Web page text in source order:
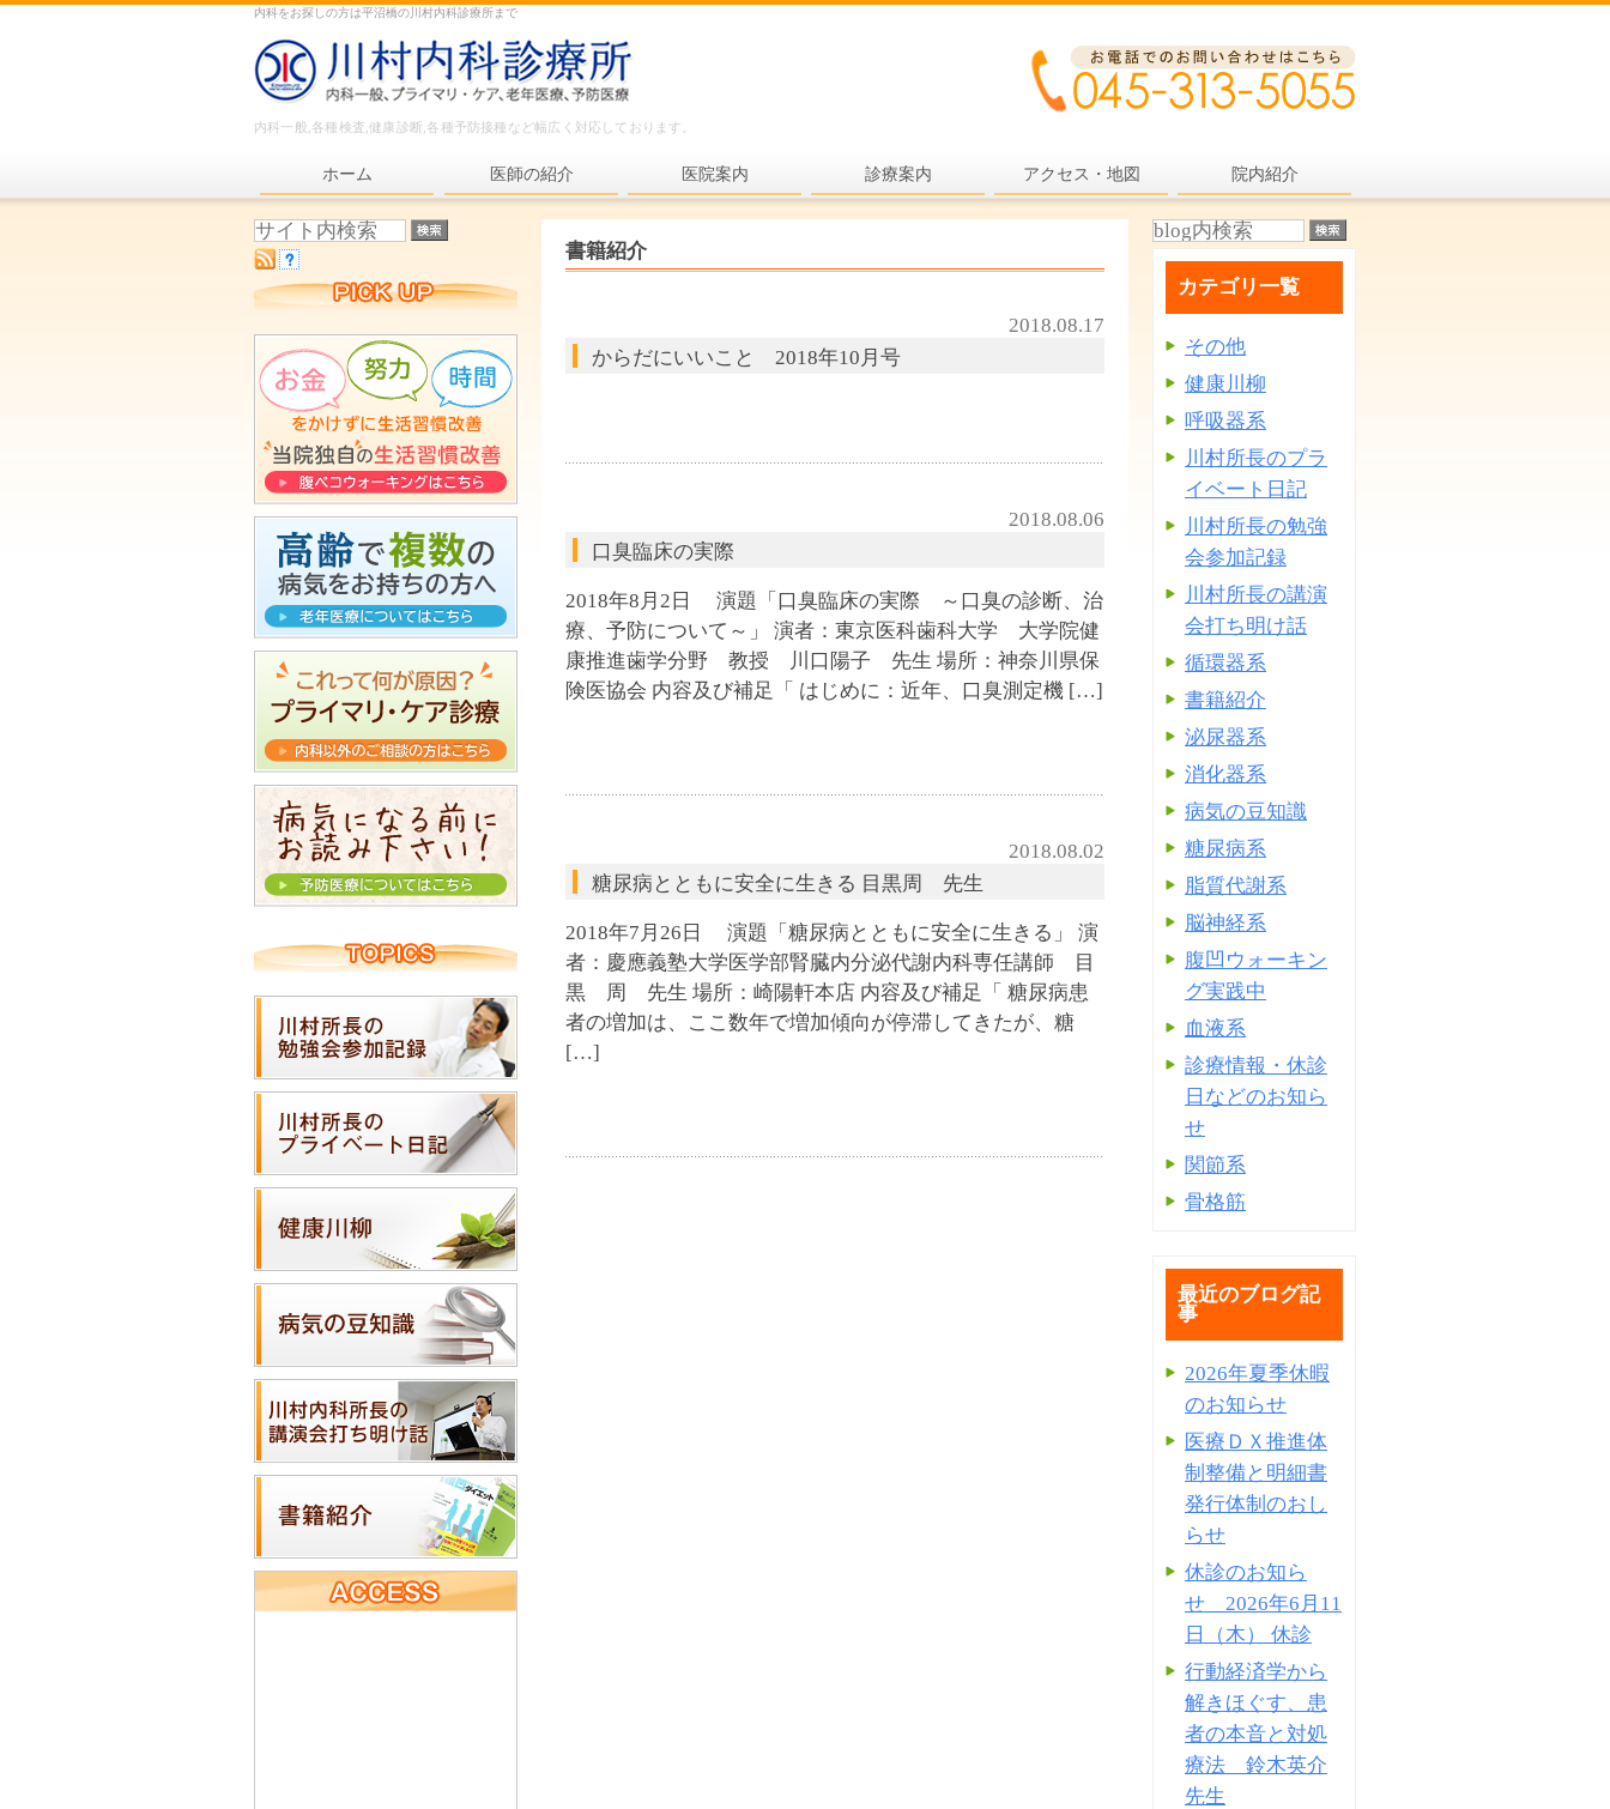
内科をお探しの方は平沼橋の川村内科診療所まで
内科一般,各種検査,健康診断,各種予防接種など幅広く対応しております。
ホーム 医師の紹介 医院案内 診療案内
内科一般
各種検査
健康診断
アクセス・地図 院内紹介
書籍紹介
2018.08.17
からだにいいこと 2018年10月号
2018.08.06
口臭臨床の実際
2018年8月2日 演題「口臭臨床の実際 ～口臭の診断、治
療、予防について～」 演者：東京医科歯科大学 大学院健
康推進歯学分野 教授 川口陽子 先生 場所：神奈川県保
険医協会 内容及び補足「 はじめに：近年、口臭測定機 […]
2018.08.02
糖尿病とともに安全に生きる 目黒周 先生
2018年7月26日 演題「糖尿病とともに安全に生きる」 演
者：慶應義塾大学医学部腎臓内分泌代謝内科専任講師 目
黒 周 先生 場所：崎陽軒本店 内容及び補足「 糖尿病患
者の増加は、ここ数年で増加傾向が停滞してきたが、糖
[…]
カテゴリ一覧
その他
健康川柳
呼吸器系
川村所長のプラ
イベート日記
川村所長の勉強
会参加記録
川村所長の講演
会打ち明け話
循環器系
書籍紹介
泌尿器系
消化器系
病気の豆知識
糖尿病系
脂質代謝系
脳神経系
腹凹ウォーキン
グ実践中
血液系
診療情報・休診
日などのお知ら
せ
関節系
骨格筋
最近のブログ記
事
2026年夏季休暇
のお知らせ
医療ＤＸ推進体
制整備と明細書
発⾏体制のおし
らせ
休診のお知ら
せ 2026年6月11
日（木） 休診
行動経済学から
解きほぐす、患
者の本音と対処
療法 鈴木英介
先生